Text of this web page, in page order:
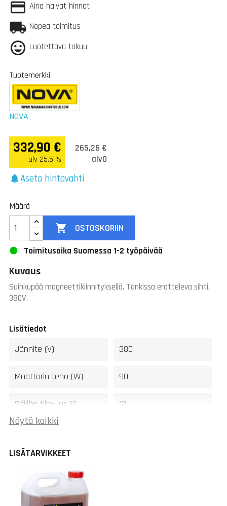
Aina halvat hinnat
Nopea toimitus
Luotettava takuu
Tuotemerkki
NOVA
332,90 €
alv 25.5 %
265,26 €
alv0
notificationsAseta hintavahti
Määrä
 OSTOSKORIIN
Toimitusaika Suomessa 1-2 työpäivää
Kuvaus
Suihkupää magneettikiinnityksellä. Tankissa erotteleva sihti.
380V.
Lisätiedot
Jännite (V) 380
Moottorin teho (W) 90
Säiliön tilavuus (l) 12
Paino (kg)
Takuu
Näytä kaikki
LISÄTARVIKKEET